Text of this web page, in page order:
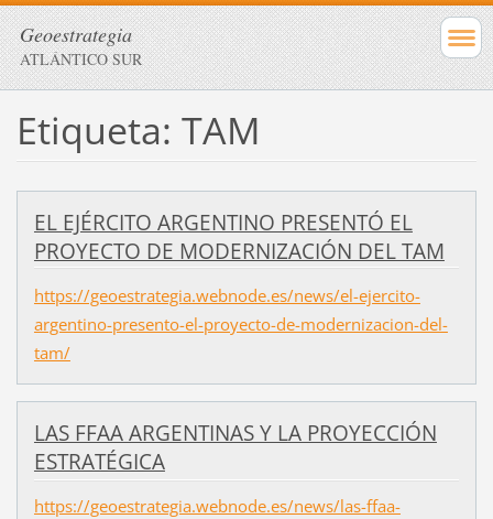
Geoestrategia
ATLÁNTICO SUR
Etiqueta: TAM
EL EJÉRCITO ARGENTINO PRESENTÓ EL
PROYECTO DE MODERNIZACIÓN DEL TAM
https://geoestrategia.webnode.es/news/el-ejercito-
argentino-presento-el-proyecto-de-modernizacion-del-
tam/
LAS FFAA ARGENTINAS Y LA PROYECCIÓN
ESTRATÉGICA
https://geoestrategia.webnode.es/news/las-ffaa-